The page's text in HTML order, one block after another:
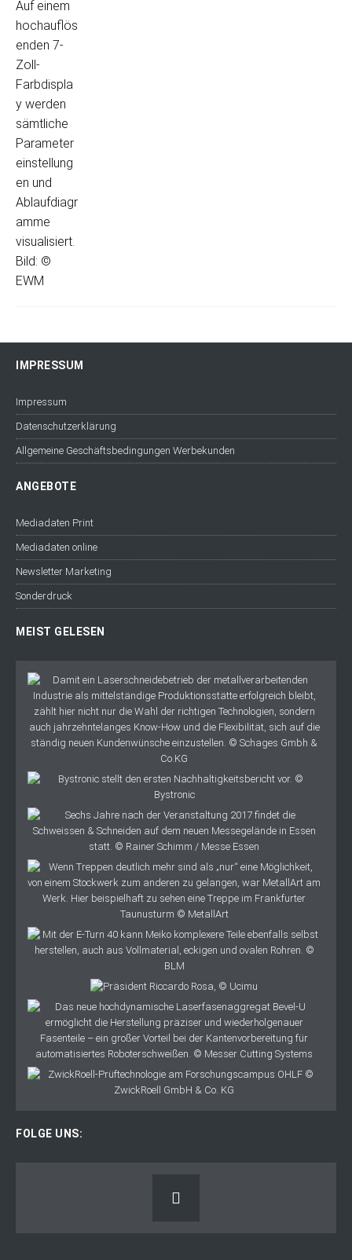
IMPRESSUM
Impressum
Datenschutzerklärung
Allgemeine Geschäftsbedingungen Werbekunden
ANGEBOTE
Mediadaten Print
Mediadaten online
Newsletter Marketing
Sonderdruck
MEIST GELESEN
FOLGE UNS: